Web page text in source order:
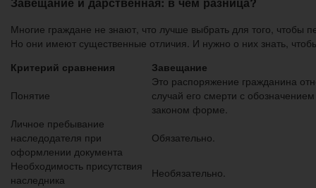
Многие граждане не знают, что лучше выбрать для того,
Но они имеют существенные отличия. И нужно о них знать,
Критерий сравнения
Завещание
Понятие
Это распоряжение гражданина
случай его смерти с
законом форме.
Личное пребывание
наследодателя при
оформлении документа
Обязательно.
Необходимость присутствия
наследника
Необязательно.